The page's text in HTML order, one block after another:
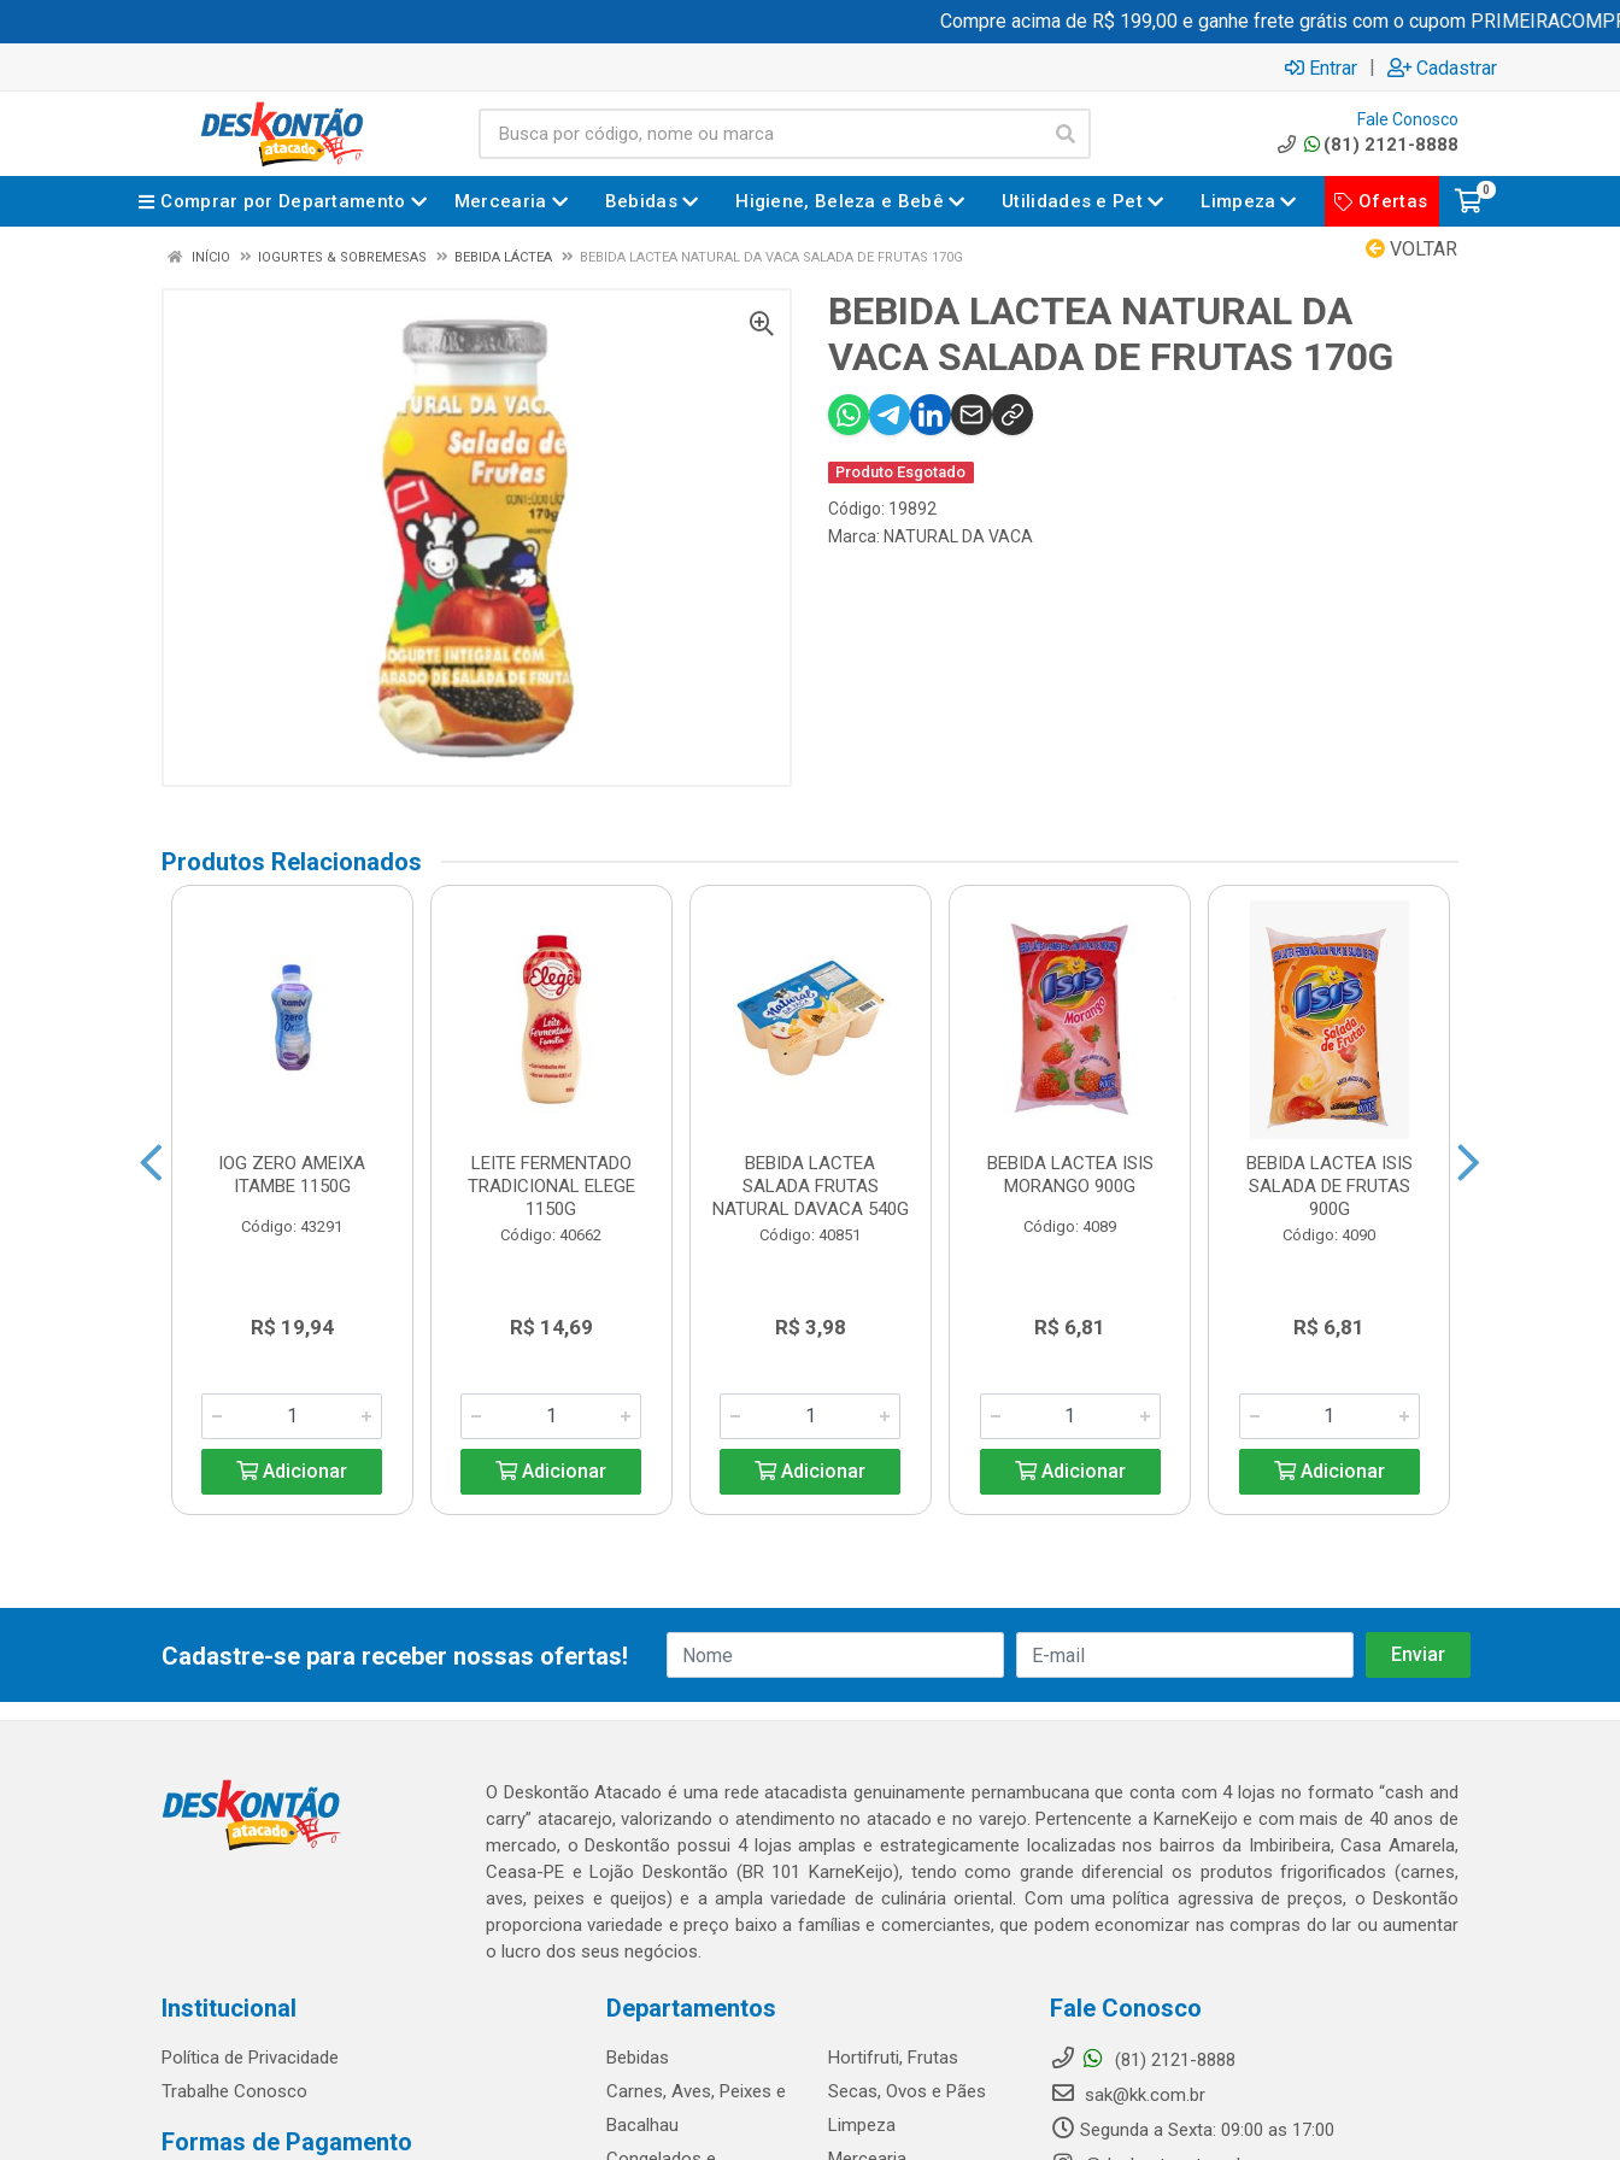
Compre acima de R$ 199,00 e ganhe frete grátis com o cupom PRIMEIRACOMPRA
Entrar | Cadastrar
Fale Conosco
(81) 2121-8888
Comprar por Departamento Mercearia Bebidas Higiene, Beleza e Bebê Utilidades e Pet Limpeza Ofertas
0
VOLTAR
INÍCIO IOGURTES & SOBREMESAS BEBIDA LÁCTEA BEBIDA LACTEA NATURAL DA VACA SALADA DE FRUTAS 170G
BEBIDA LACTEA NATURAL DA
VACA SALADA DE FRUTAS 170G
Produto Esgotado
Código: 19892
Marca: NATURAL DA VACA
Produtos Relacionados
IOG ZERO AMEIXA
ITAMBE 1150G
Código: 43291
R$ 19,94
Adicionar
LEITE FERMENTADO
TRADICIONAL ELEGE
1150G
Código: 40662
R$ 14,69
Adicionar
BEBIDA LACTEA
SALADA FRUTAS
NATURAL DAVACA 540G
Código: 40851
R$ 3,98
Adicionar
BEBIDA LACTEA ISIS
MORANGO 900G
Código: 4089
R$ 6,81
Adicionar
BEBIDA LACTEA ISIS
SALADA DE FRUTAS
900G
Código: 4090
R$ 6,81
Adicionar
Cadastre-se para receber nossas ofertas!
O Deskontão Atacado é uma rede atacadista genuinamente pernambucana que conta com 4 lojas no formato “cash and
carry” atacarejo, valorizando o atendimento no atacado e no varejo. Pertencente a KarneKeijo e com mais de 40 anos de
mercado, o Deskontão possui 4 lojas amplas e estrategicamente localizadas nos bairros da Imbiribeira, Casa Amarela,
Ceasa-PE e Lojão Deskontão (BR 101 KarneKeijo), tendo como grande diferencial os produtos frigorificados (carnes,
aves, peixes e queijos) e a ampla variedade de culinária oriental. Com uma política agressiva de preços, o Deskontão
proporciona variedade e preço baixo a famílias e comerciantes, que podem economizar nas compras do lar ou aumentar
o lucro dos seus negócios.
Institucional
Política de Privacidade
Trabalhe Conosco
Formas de Pagamento
Departamentos
Bebidas
Carnes, Aves, Peixes e
Bacalhau
Hortifruti, Frutas
Secas, Ovos e Pães
Limpeza
Fale Conosco
(81) 2121-8888
sak@kk.com.br
Segunda a Sexta: 09:00 as 17:00